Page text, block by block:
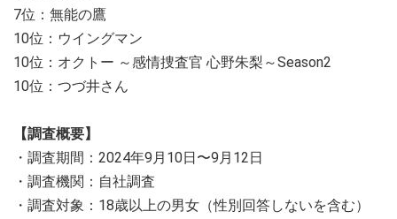
7位：無能の鷹
10位：ウイングマン
10位：オクトー ～感情捜査官 心野朱梨～Season2
10位：つづ井さん
【調査概要】
・調査期間：2024年9月10日〜9月12日
・調査機関：自社調査
・調査対象：18歳以上の男女（性別回答しないを含む）